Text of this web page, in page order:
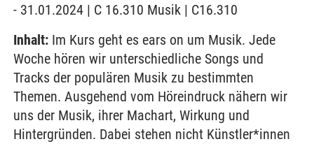
- 31.01.2024 | C 16.310 Musik | C16.310
Inhalt: Im Kurs geht es ears on um Musik. Jede
Woche hören wir unterschiedliche Songs und
Tracks der populären Musik zu bestimmten
Themen. Ausgehend vom Höreindruck nähern wir
uns der Musik, ihrer Machart, Wirkung und
Hintergründen. Dabei stehen nicht Künstler*innen